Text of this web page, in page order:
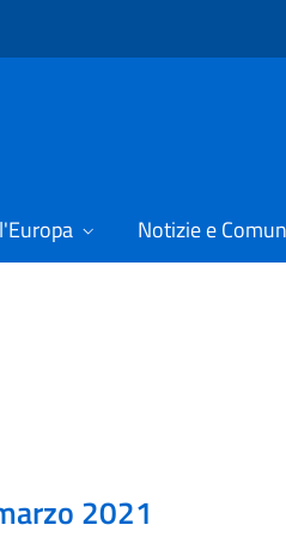
Notizie e
2021